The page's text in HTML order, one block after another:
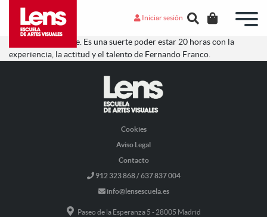
Iniciar sesión
Muy recomendable. Es una suerte poder estar 20 horas con la
experiencia, la actitud y el talento de Fernando Franco.
Cookies
Aviso Legal
Contacto
912 323 868 / 637 837 004
info@lensescuela.es
Paseo de la Esperanza 5 - 28005 Madrid